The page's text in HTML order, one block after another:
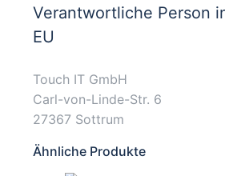
Verantwortliche Person
EU
Touch IT GmbH
Carl-von-Linde-Str. 6
27367 Sottrum
Ähnliche Produkte